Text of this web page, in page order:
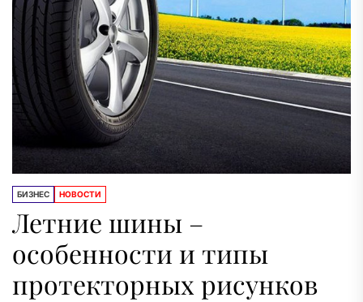
БИЗНЕС НОВОСТИ
Летние шины –
особенности и типы
протекторных рисунков